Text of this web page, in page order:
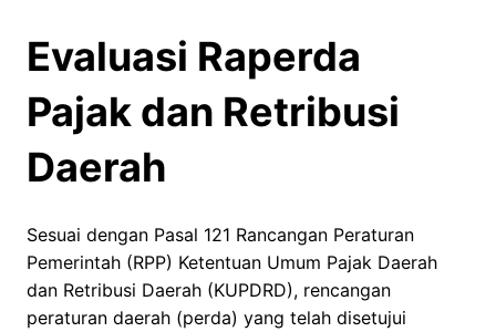
Evaluasi Raperda
Pajak dan Retribusi
Daerah
Sesuai dengan Pasal 121 Rancangan Peraturan
Pemerintah (RPP) Ketentuan Umum Pajak Daerah
dan Retribusi Daerah (KUPDRD), rencangan
peraturan daerah (perda) yang telah disetujui